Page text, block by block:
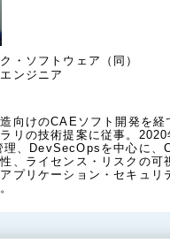
・ソフトウェア（同）
ンジニア
向けのCAEソフト開発を経
リの技術提案に従事。2020
、DevSecOpsを中心に、
、ライセンス・リスクの可
プリケーション・セキュリ